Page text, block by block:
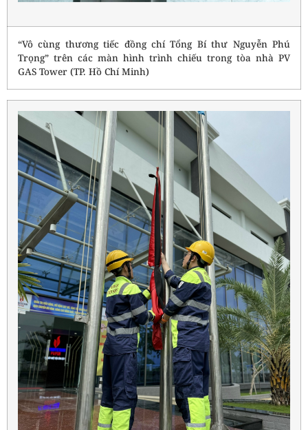
“Vô cùng thương tiếc đồng chí Tổng Bí thư Nguyễn Phú
Trọng” trên các màn hình trình chiếu trong tòa nhà PV
GAS Tower (TP. Hồ Chí Minh)